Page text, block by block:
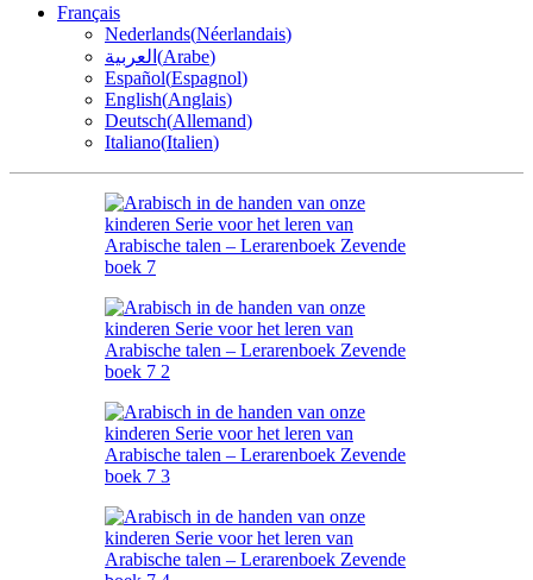
Français
Nederlands(Néerlandais)
العربية (Arabe)
Español(Espagnol)
English(Anglais)
Deutsch(Allemand)
Italiano(Italien)